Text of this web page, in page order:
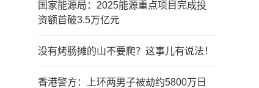
国家能源局：2025能源重点项目完成投
资额首破3.5万亿元
没有烤肠摊的山不要爬？这事儿有说法！
香港警方：上环两男子被劫约5800万日